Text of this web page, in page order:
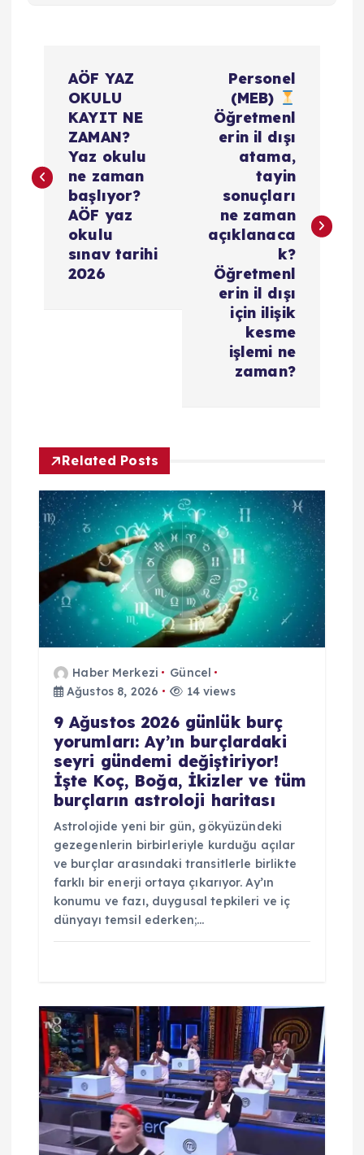
ı
e
s
AÖF YAZ
OKULU
KAYIT NE
ZAMAN?
Yaz okulu
ne zaman
başlıyor?
AÖF yaz
okulu
sınav tarihi
2026
Personel
(MEB)
Öğretmenl
erin il dışı
atama,
tayin
sonuçları
ne zaman
açıklanaca
k?
Öğretmenl
erin il dışı
için ilişik
kesme
işlemi ne
zaman?
Related Posts
Haber Merkezi
Güncel
Ağustos 8, 2026
14 views
9 Ağustos 2026 günlük burç
yorumları: Ay’ın burçlardaki
seyri gündemi değiştiriyor!
İşte Koç, Boğa, İkizler ve tüm
burçların astroloji haritası
Astrolojide yeni bir gün, gökyüzündeki
gezegenlerin birbirleriyle kurduğu açılar
ve burçlar arasındaki transitlerle birlikte
farklı bir enerji ortaya çıkarıyor. Ay’ın
konumu ve fazı, duygusal tepkileri ve iç
dünyayı temsil ederken;…